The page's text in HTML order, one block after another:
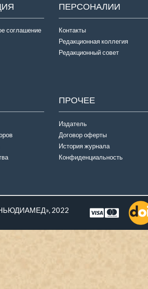
соглашение
ПЕРСОНАЛИИ
Контакты
Редакционная коллегия
Редакционный совет
ПРОЧЕЕ
Издатель
Договор оферты
История журнала
Конфиденциальность
2022